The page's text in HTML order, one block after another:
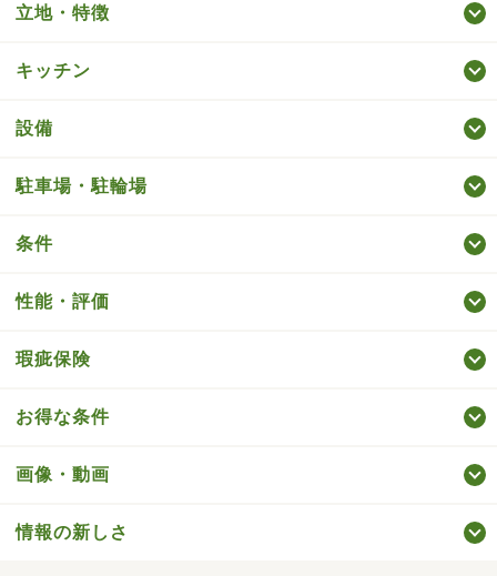
立地・特徴
キッチン
設備
駐車場・駐輪場
条件
性能・評価
瑕疵保険
お得な条件
画像・動画
情報の新しさ